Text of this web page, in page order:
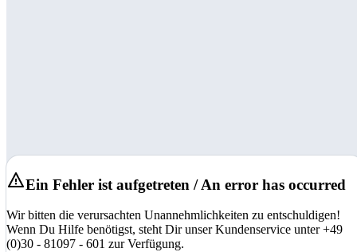
Ein Fehler ist aufgetreten / An error has occurred
Wir bitten die verursachten Unannehmlichkeiten zu entschuldigen!
Wenn Du Hilfe benötigst, steht Dir unser Kundenservice unter +49
(0)30 - 81097 - 601 zur Verfügung.